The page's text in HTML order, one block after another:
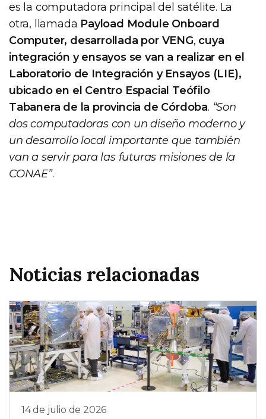
es la computadora principal del satélite. La
otra, llamada Payload Module Onboard
Computer, desarrollada por VENG, cuya
integración y ensayos se van a realizar en el
Laboratorio de Integración y Ensayos (LIE),
ubicado en el Centro Espacial Teófilo
Tabanera de la provincia de Córdoba. “Son
dos computadoras con un diseño moderno y
un desarrollo local importante que también
van a servir para las futuras misiones de la
CONAE”.
Noticias relacionadas
14 de julio de 2026